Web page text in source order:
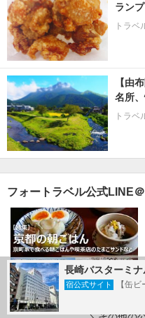
ラン
トラベ
【由
名所
トラベ
フォートラベル公式LINE＠
長崎バスターミ
宿公式サイト 【缶